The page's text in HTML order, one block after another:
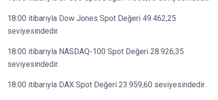
18:00 itibarıyla Dow Jones Spot Değeri 49.462,25
seviyesindedir.
18:00 itibarıyla NASDAQ-100 Spot Değeri 28.926,35
seviyesindedir.
18:00 itibarıyla DAX Spot Değeri 23.959,60 seviyesindedir.